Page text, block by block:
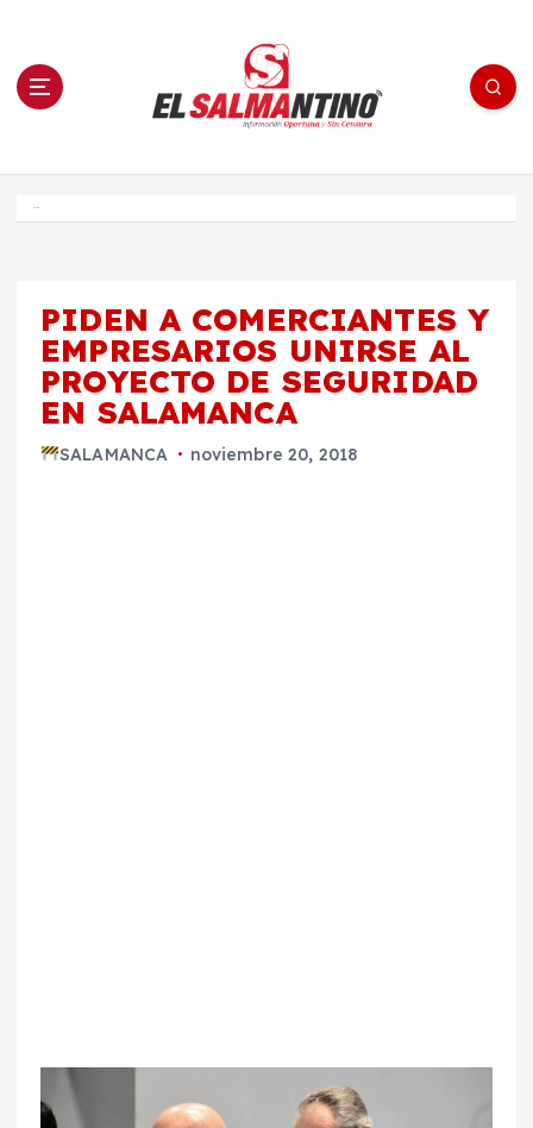
n El Salmantino - medios/noticias/editorial
PIDEN A COMERCIANTES Y
EMPRESARIOS UNIRSE AL
PROYECTO DE SEGURIDAD
EN SALAMANCA
SALAMANCA noviembre 20, 2018